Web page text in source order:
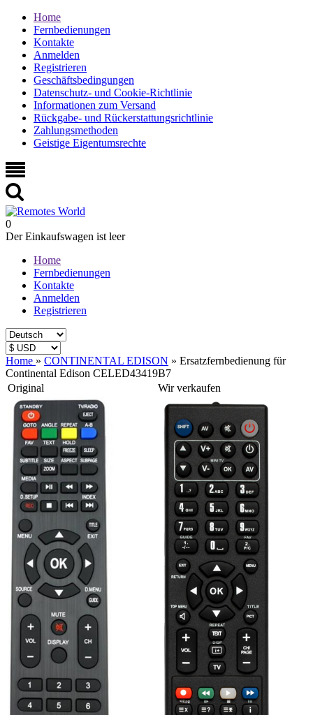
Home
Fernbedienungen
Kontakte
Anmelden
Registrieren
Geschäftsbedingungen
Datenschutz- und Cookie-Richtlinie
Informationen zum Versand
Rückgabe- und Rückerstattungsrichtlinie
Zahlungsmethoden
Geistige Eigentumsrechte
0
Der Einkaufswagen ist leer
Home
Fernbedienungen
Kontakte
Anmelden
Registrieren
Home » CONTINENTAL EDISON » Ersatzfernbedienung für
Continental Edison CELED43419B7
Original
Wir verkaufen